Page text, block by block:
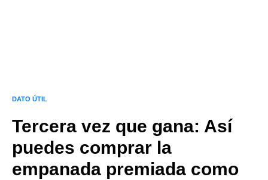
DATO ÚTIL
Tercera vez que gana: Así
puedes comprar la
empanada premiada como